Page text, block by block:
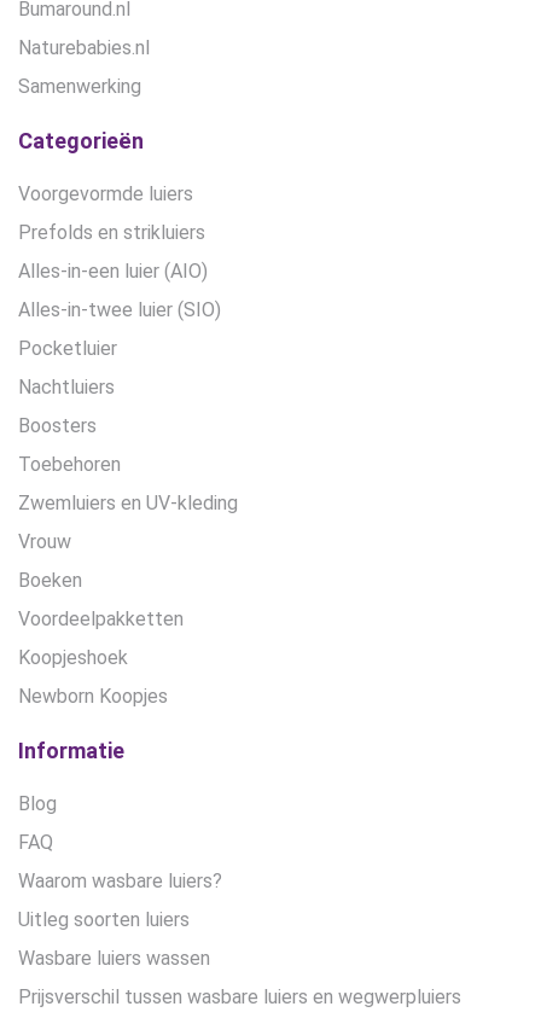
Bumaround.nl
Naturebabies.nl
Samenwerking
Categorieën
Voorgevormde luiers
Prefolds en strikluiers
Alles-in-een luier (AIO)
Alles-in-twee luier (SIO)
Pocketluier
Nachtluiers
Boosters
Toebehoren
Zwemluiers en UV-kleding
Vrouw
Boeken
Voordeelpakketten
Koopjeshoek
Newborn Koopjes
Informatie
Blog
FAQ
Waarom wasbare luiers?
Uitleg soorten luiers
Wasbare luiers wassen
Prijsverschil tussen wasbare luiers en wegwerpluiers